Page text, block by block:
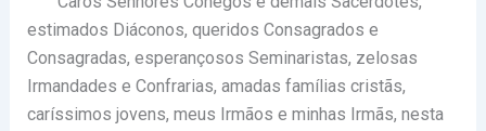
estimados Diáconos, queridos Consagrados e
Consagradas, esperançosos Seminaristas, zelosas
Irmandades e Confrarias, amadas famílias cristãs,
caríssimos jovens, meus Irmãos e minhas Irmãs, nesta